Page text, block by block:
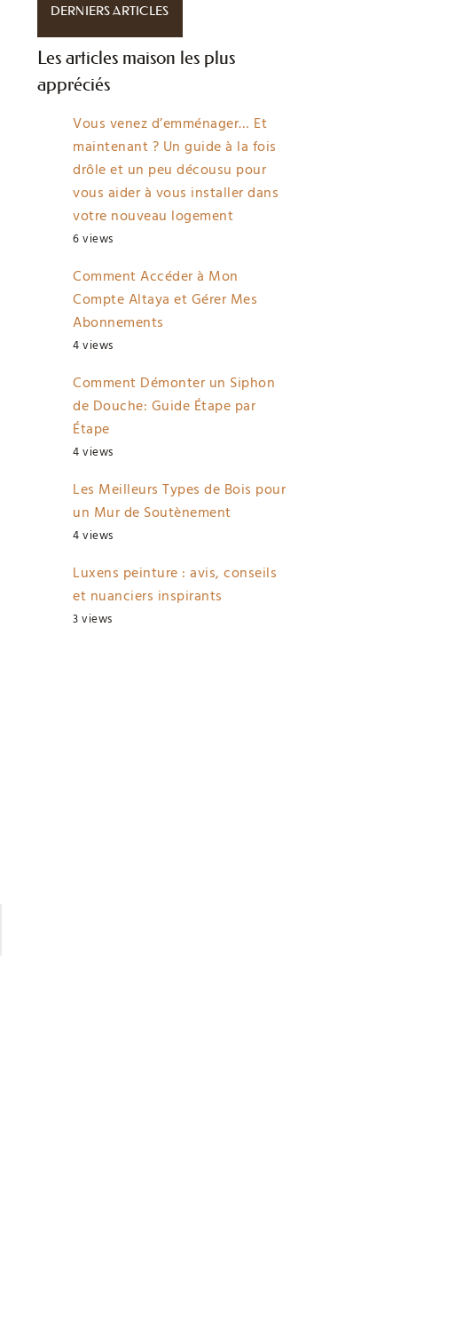
DERNIERS ARTICLES
Les articles maison les plus
appréciés
Vous venez d’emménager… Et
maintenant ? Un guide à la fois
drôle et un peu décousu pour
vous aider à vous installer dans
votre nouveau logement
6 views
Comment Accéder à Mon
Compte Altaya et Gérer Mes
Abonnements
4 views
Comment Démonter un Siphon
de Douche: Guide Étape par
Étape
4 views
Les Meilleurs Types de Bois pour
un Mur de Soutènement
4 views
Luxens peinture : avis, conseils
et nuanciers inspirants
3 views